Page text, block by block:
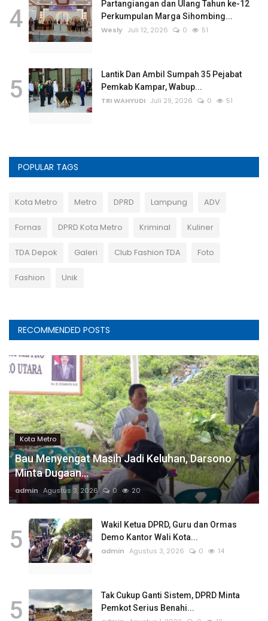
4
Partangiangan dan Ulang Tahun ke-12
Perkumpulan Marga Sihombing...
Wesly Juli 12, 2026 0 51
5
Lantik Dan Ambil Sumpah 35 Pejabat
Pemkab Kampar, Wabup...
TRI WAHYUDI Juli 29, 2026 0 51
POPULAR TAGS
Kota Metro Metro DPRD Lampung ADV
Fornas DPRD Kota Metro Kriminal Kuliner
TDA Depok Galeri Club Fashion TDA Foto
Fashion Unik
RECOMMENDED POSTS
Kota Metro
Bau Menyengat Masih Jadi Keluhan, Darsono
Minta Dugaan...
admin Agustus 3, 2026 0 20
5
Wakil Ketua DPRD, Guru dan Ormas
Demo Kantor Wali Kota...
admin Agustus 3, 2026 0 14
5
Tak Cukup Ganti Sistem, DPRD Minta
Pemkot Serius Benahi...